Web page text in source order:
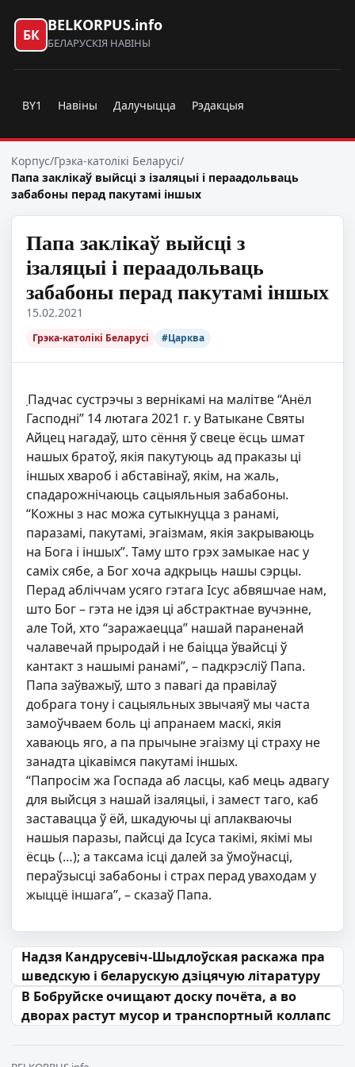
БК
BELKORPUS.info
БЕЛАРУСКІЯ НАВІНЫ
BY1 Навіны Далучыцца Рэдакцыя
Корпус/Грэка-католікі Беларусі/
Папа заклікаў выйсці з ізаляцыі і пераадольваць
забабоны перад пакутамі іншых
Папа заклікаў выйсці з
ізаляцыі і пераадольваць
забабоны перад пакутамі іншых
15.02.2021
Грэка-католікі Беларусі #Царква
Падчас сустрэчы з вернікамі на малітве “Анёл
Гасподні” 14 лютага 2021 г. у Ватыкане Святы
Айцец нагадаў, што сёння ў свеце ёсць шмат
нашых братоў, якія пакутуюць ад праказы ці
іншых хвароб і абставінаў, якім, на жаль,
спадарожнічаюць сацыяльныя забабоны.
“Кожны з нас можа сутыкнуцца з ранамі,
паразамі, пакутамі, эгаізмам, якія закрываюць
на Бога і іншых”. Таму што грэх замыкае нас у
саміх сябе, а Бог хоча адкрыць нашы сэрцы.
Перад абліччам усяго гэтага Ісус абвяшчае нам,
што Бог – гэта не ідэя ці абстрактнае вучэнне,
але Той, хто “заражаецца” нашай параненай
чалавечай прыродай і не баіцца ўвайсці ў
кантакт з нашымі ранамі”, – падкрэсліў Папа.
Папа заўважыў, што з павагі да правілаў
добрага тону і сацыяльных звычаяў мы часта
замоўчваем боль ці апранаем маскі, якія
хаваюць яго, а па прычыне эгаізму ці страху не
занадта цікавімся пакутамі іншых.
“Папросім жа Госпада аб ласцы, каб мець адвагу
для выйсця з нашай ізаляцыі, і замест таго, каб
заставацца ў ёй, шкадуючы ці аплакваючы
нашыя паразы, пайсці да Ісуса такімі, якімі мы
ёсць (…); а таксама ісці далей за ўмоўнасці,
пераўзысці забабоны і страх перад уваходам у
жыццё іншага”, – сказаў Папа.
Навігацыя па запісах
Надзя Кандрусевіч-Шыдлоўская раскажа пра
шведскую і беларускую дзіцячую літаратуру
В Бобруйске очищают доску почёта, а во
дворах растут мусор и транспортный коллапс